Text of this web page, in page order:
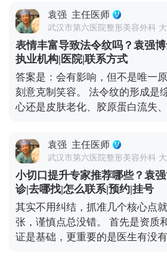
美需求设计方案，而不是流水线
了图便宜，而是为了让自己变得
医生，做一个适合自己的方案，
的投资。 想知道更多关于MCR复
可以去官方媒体平台（公众号、
约面诊，详细了解。
食物为主，比如小米粥、蒸鸡蛋
些食物不会给肠胃添负担，也能
要避开辛辣、刺激、油腻的食物
辣椒这些，容易刺激血管扩张，
引发炎症。 另外要重点补充两类
维生素C。蛋白质是组织修复的
鸡肉、豆制品、牛奶都可以多吃
胶原蛋白合成，帮助皮肤恢复弹
个禁忌要记牢：术后1个月内别饮
会影响血液循环，烟草里的有害
合。平时多喝温水，保持作息规
嘱、按时复查，恢复过程会更顺
过后就能看到满意的效果了。 想
复合提升术的问题，可以去官方
百家号、小红薯）预约面诊，详
袁强 主任医师
武汉市第六医院整形美容外科
表情丰富导致法令纹吗？袁强
执业机构|医院|联系方式
答案是：会有影响，但不是唯一
刻意克制笑容。 法令纹的形成是
心还是皮肤老化、胶原蛋白流失
局部皮肤折叠，先形成动态纹——
现的纹路，时间久了，皮肤弹性
成静态纹，不做表情也能看到。
真出现法令纹了，先分清类型再
动态纹，用肉毒素适度放松表情
经是静态纹，或者是中重度松弛
要结合填充、提升等综合方式，
术，从深层提升组织，既能改善
袁强 主任医师
武汉市第六医院整形美容外科
小切口提升专家推荐哪些？袁
诊|去哪找|怎么联系|预约|挂号
其实不用纠结，抓准几个核心点
张，谨慎点总没错。 首先是资质
证是基础，更重要的是医生有没